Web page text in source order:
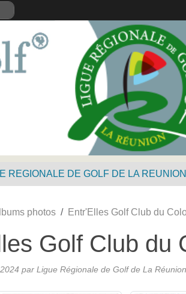
REGIONALE DE GOLF DE LA REUNION
photos Entr'Elles Golf Club du
Golf Club du
par Ligue Régionale de Golf de La Réunion
des cookies